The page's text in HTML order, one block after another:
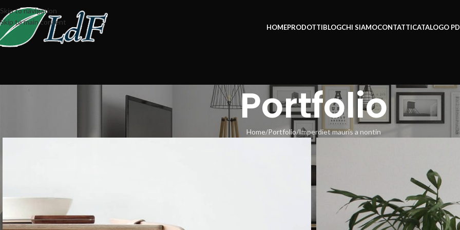
Skip to navigation
Skip to main content
HOMEPRODOTTIBLOGCHI SIAMOCONTATTICATALOGO
Portfolio
Home Portfolio Imperdiet mauris a nontin